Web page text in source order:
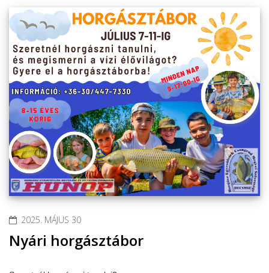
2025. MÁJUS 30
Nyári horgásztábor